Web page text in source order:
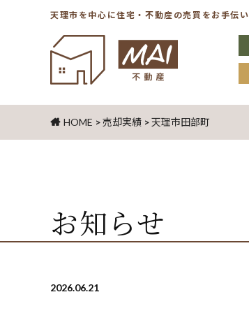
天理市を中心に住宅・不動産の売買をお手伝い
HOME >売却実績 >天理市田部町
お知らせ
2026.06.21